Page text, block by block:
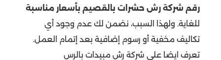
رقم شركة رش حشرات بالقصيم بأسعار مناسبة
للغاية. ولهذا السبب، نضمن لك عدم وجود أي
تكاليف مخفية أو رسوم إضافية بعد إتمام العمل.
تعرف ايضا على شركة رش مبيدات بالرس